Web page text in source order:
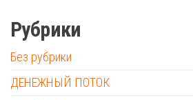
Рубрики
Без рубрики
ДЕНЕЖНЫЙ ПОТОК